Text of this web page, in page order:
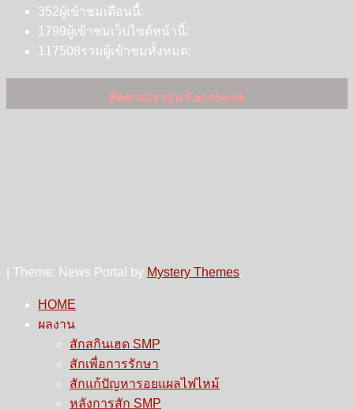
352ผู้เข้าชมเดือนนี้:
1799ผู้เข้าชมเว็บไซต์หน้านี้:
117508รวมผู้เข้าชมทั้งหมด:
ติดตามเราบน Facebook
Theme: News Portal by Mystery Themes.
HOME
ผลงาน
สักสกินเฮด SMP
สักเพื่อการรักษา
สักแก้ปัญหารอยแผลไฟไหม้
หลังการสัก SMP